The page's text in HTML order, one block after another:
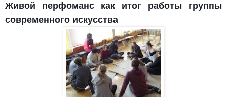
Живой перфоманс как итог работы группы
современного искусства